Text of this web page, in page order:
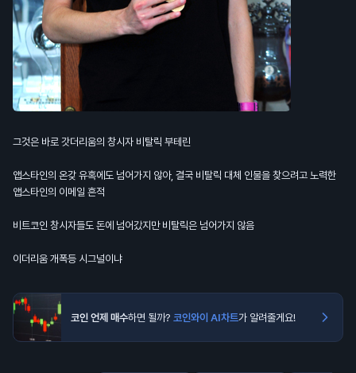
그것은 바로 갓더리움의 창시자 비탈릭 부테린
앱스타인의 온갖 유혹에도 넘어가지 않아, 결국 비탈릭 대체 인물을 찾으려고 노력한
앱스타인의 이메일 흔적
비트코인 창시자들도 돈에 넘어갔지만 비탈릭은 넘어가지 않음
이더리움 개폭등 시그널이냐
코인 언제 매수하면 될까? 코인와이 AI차트가 알려줄게요!